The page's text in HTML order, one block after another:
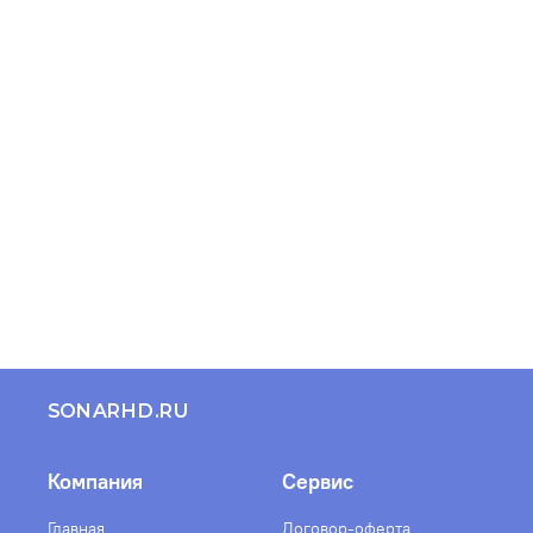
SONARHD.RU
Компания
Главная
Сервис
Договор-оферта